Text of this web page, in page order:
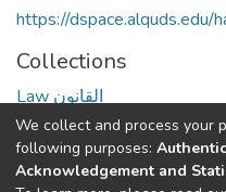
https://
Collections
Law القانون
Full item page
We collect and process your
following purposes:
Acknowledgement and